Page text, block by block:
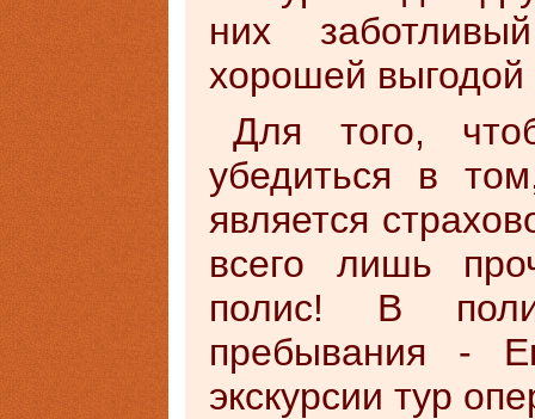
них
хорошей выгодой
Для того,
убедиться в
является
всего лишь
полис! В
пребывания -
экскурсии тур